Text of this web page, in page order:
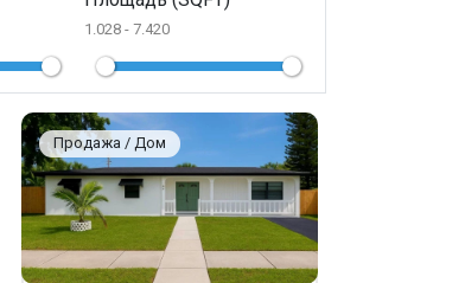
1.028 - 7.420
Продажа / Дом